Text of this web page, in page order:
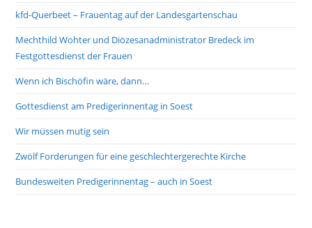
kfd-Querbeet – Frauentag auf der Landesgartenschau
Mechthild Wohter und Diözesanadministrator Bredeck im
Festgottesdienst der Frauen
Wenn ich Bischöfin wäre, dann…
Gottesdienst am Predigerinnentag in Soest
Wir müssen mutig sein
Zwölf Forderungen für eine geschlechtergerechte Kirche
Bundesweiten Predigerinnentag – auch in Soest